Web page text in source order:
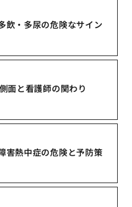
飲・多尿の危険なサイン
面と看護師の関わり
害熱中症の危険と予防策